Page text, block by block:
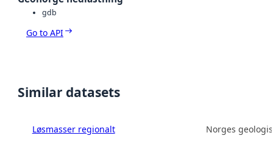
gdb
Go to API
Similar datasets
Løsmasser regionalt Norges